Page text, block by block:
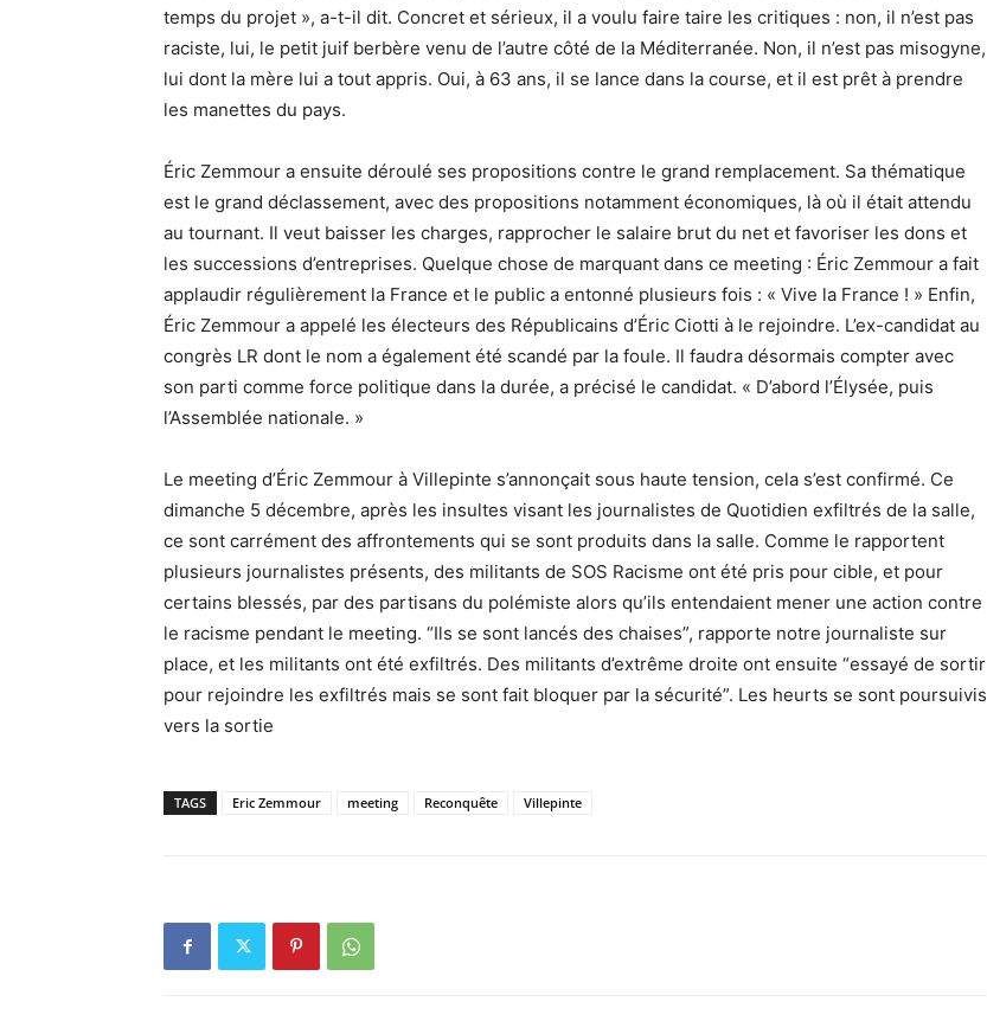
temps du projet », a-t-il dit. Concret et sérieux, il a voulu faire taire les critiques : non, il n’est pas
raciste, lui, le petit juif berbère venu de l’autre côté de la Méditerranée. Non, il n’est pas misogyne,
lui dont la mère lui a tout appris. Oui, à 63 ans, il se lance dans la course, et il est prêt à prendre
les manettes du pays.
Éric Zemmour a ensuite déroulé ses propositions contre le grand remplacement. Sa thématique
est le grand déclassement, avec des propositions notamment économiques, là où il était attendu
au tournant. Il veut baisser les charges, rapprocher le salaire brut du net et favoriser les dons et
les successions d’entreprises. Quelque chose de marquant dans ce meeting : Éric Zemmour a fait
applaudir régulièrement la France et le public a entonné plusieurs fois : « Vive la France ! » Enfin,
Éric Zemmour a appelé les électeurs des Républicains d’Éric Ciotti à le rejoindre. L’ex-candidat au
congrès LR dont le nom a également été scandé par la foule. Il faudra désormais compter avec
son parti comme force politique dans la durée, a précisé le candidat. « D’abord l’Élysée, puis
l’Assemblée nationale. »
Le meeting d’Éric Zemmour à Villepinte s’annonçait sous haute tension, cela s’est confirmé. Ce
dimanche 5 décembre, après les insultes visant les journalistes de Quotidien exfiltrés de la salle,
ce sont carrément des affrontements qui se sont produits dans la salle. Comme le rapportent
plusieurs journalistes présents, des militants de SOS Racisme ont été pris pour cible, et pour
certains blessés, par des partisans du polémiste alors qu’ils entendaient mener une action contre
le racisme pendant le meeting. “Ils se sont lancés des chaises”, rapporte notre journaliste sur
place, et les militants ont été exfiltrés. Des militants d’extrême droite ont ensuite “essayé de sortir
pour rejoindre les exfiltrés mais se sont fait bloquer par la sécurité”. Les heurts se sont poursuivis
vers la sortie
TAGS Eric Zemmour meeting Reconquête Villepinte